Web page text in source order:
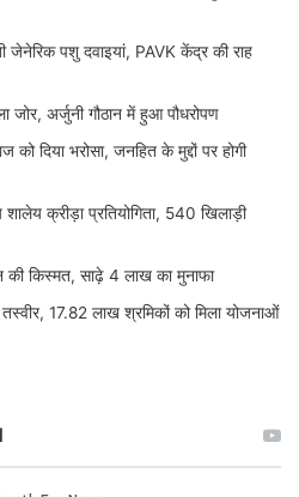
जेनेरिक पशु दवाइयां, PAVK केंद्र की राह
जोर, अर्जुनी गौठान में हुआ पौधरोपण
दिया भरोसा, जनहित के मुद्दों पर होगी
क्रीड़ा प्रतियोगिता, 540 खिलाड़ी
किस्मत, साढ़े 4 लाख का मुनाफा
17.82 लाख श्रमिकों को मिला योजनाओं